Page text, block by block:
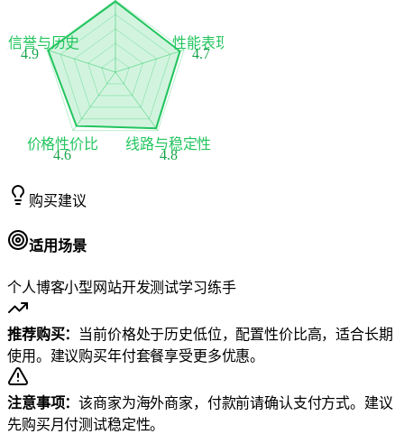
性能表现
4.7
线路与稳定性
4.8
价格性价比
4.6
信誉与历史
4.9
购买建议
适用场景
个人博客小型网站开发测试学习练手
推荐购买：
当前价格处于历史低位，配置性价比高，适合长期
使用。建议购买年付套餐享受更多优惠。
注意事项：该商家为海外商家，付款前请确认支付方式。建议
先购买月付测试稳定性。